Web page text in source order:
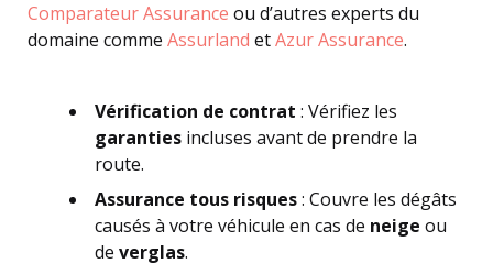
Comparateur Assurance ou d’autres experts du
domaine comme Assurland etAzur Assurance.
Vérification de contrat : Vérifiez les
garanties incluses avant de prendre la
route.
Assurance tous risques: Couvre les dégâts
causés à votre véhicule en cas de neige ou
de verglas.